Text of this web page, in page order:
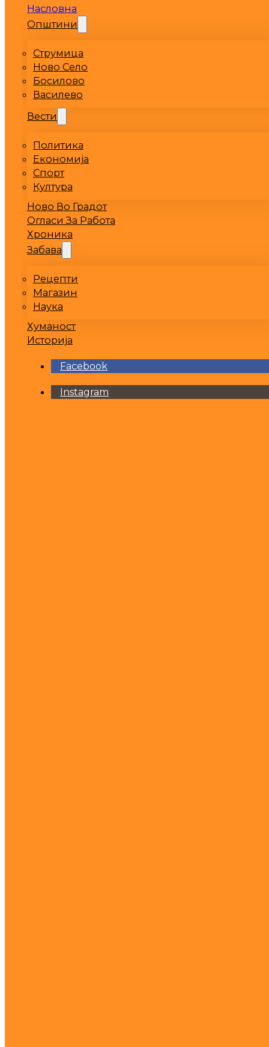
Насловна
Општини
Струмица
Ново Село
Босилово
Василево
Вести
Политика
Економија
Спорт
Култура
Ново Во Градот
Огласи За Работа
Хроника
Забава
Рецепти
Магазин
Наука
Хуманост
Историја
Facebook
Instagram